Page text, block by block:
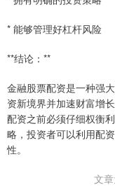
* 能够管理好杠杆风险
**结论：**
金融股票配资是一种强
资新境界并加速财富增
配资之前必须仔细权衡
略，投资者可以利用配
性。
文